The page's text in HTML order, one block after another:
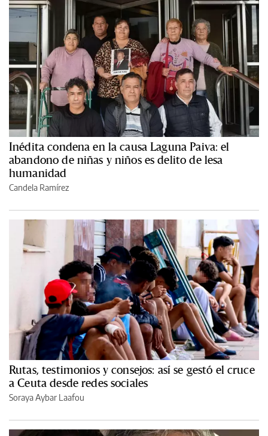
Inédita condena en la causa Laguna Paiva: el
abandono de niñas y niños es delito de lesa
humanidad
Candela Ramírez
Rutas, testimonios y consejos: así se gestó el cruce
a Ceuta desde redes sociales
Soraya Aybar Laafou